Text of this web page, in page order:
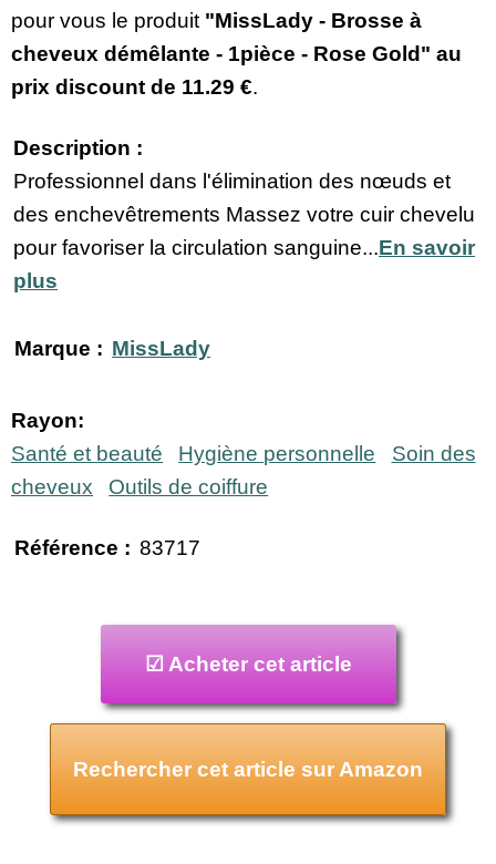
pour vous le produit "MissLady - Brosse à
cheveux démêlante - 1pièce - Rose Gold" au
prix discount de 11.29 €.
Description :
Professionnel dans l'élimination des nœuds et
des enchevêtrements Massez votre cuir chevelu
pour favoriser la circulation sanguine...En savoir
plus
Marque : MissLady
Rayon:
Santé et beauté
Hygiène personnelle
Soin des
cheveux
Outils de coiffure
Référence : 83717
☑ Acheter cet article
Rechercher cet article sur Amazon